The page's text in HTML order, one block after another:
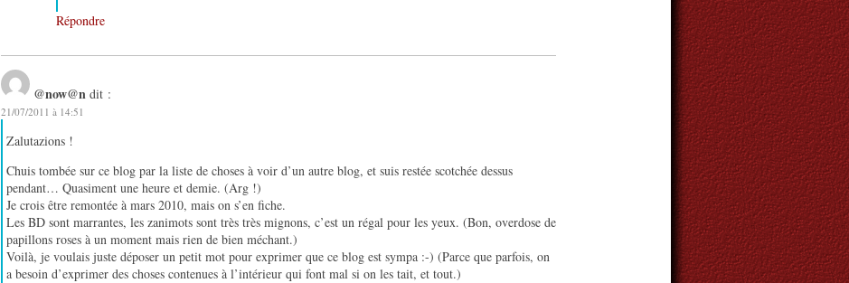
Répondre
@now@n dit :
21/07/2011 à 14:51
Zalutazions !
Chuis tombée sur ce blog par la liste de choses à voir d’un autre blog, et suis restée scotchée dessus
pendant… Quasiment une heure et demie. (Arg !)
Je crois être remontée à mars 2010, mais on s’en fiche.
Les BD sont marrantes, les zanimots sont très très mignons, c’est un régal pour les yeux. (Bon, overdose de
papillons roses à un moment mais rien de bien méchant.)
Voilà, je voulais juste déposer un petit mot pour exprimer que ce blog est sympa :-) (Parce que parfois, on
a besoin d’exprimer des choses contenues à l’intérieur qui font mal si on les tait, et tout.)